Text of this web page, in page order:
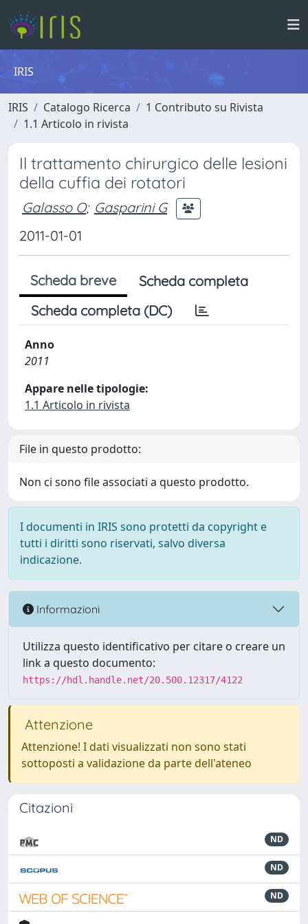
IRIS
IRIS Catalogo Ricerca
1 Contributo su Rivista
1.1 Articolo in rivista
Il trattamento chirurgico delle lesioni
della cuffia dei rotatori
Galasso O; Gasparini G
2011-01-01
Scheda breve
Scheda completa
Scheda completa (DC)
Anno
2011
Appare nelle tipologie:
1.1 Articolo in rivista
File in questo prodotto:
Non ci sono file associati a questo prodotto.
I documenti in IRIS sono protetti da copyright e
tutti i diritti sono riservati, salvo diversa
indicazione.
Informazioni
Utilizza questo identificativo per citare o creare un
link a questo documento:
https://hdl.handle.net/20.500.12317/4122
Attenzione
Attenzione! I dati visualizzati non sono stati
sottoposti a validazione da parte dell'ateneo
Citazioni
ND
ND
ND